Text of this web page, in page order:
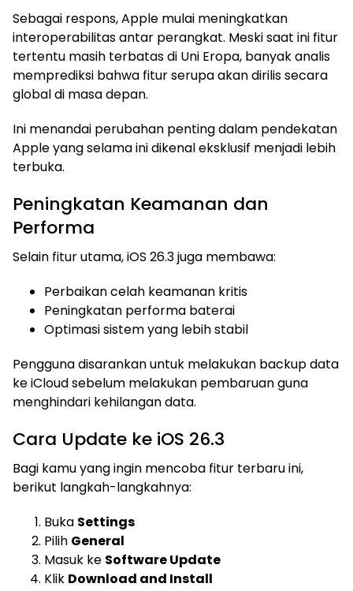
Sebagai respons, Apple mulai meningkatkan
interoperabilitas antar perangkat. Meski saat ini fitur
tertentu masih terbatas di Uni Eropa, banyak analis
memprediksi bahwa fitur serupa akan dirilis secara
global di masa depan.
Ini menandai perubahan penting dalam pendekatan
Apple yang selama ini dikenal eksklusif menjadi lebih
terbuka.
Peningkatan Keamanan dan
Performa
Selain fitur utama, iOS 26.3 juga membawa:
Perbaikan celah keamanan kritis
Peningkatan performa baterai
Optimasi sistem yang lebih stabil
Pengguna disarankan untuk melakukan backup data
ke iCloud sebelum melakukan pembaruan guna
menghindari kehilangan data.
Cara Update ke iOS 26.3
Bagi kamu yang ingin mencoba fitur terbaru ini,
berikut langkah-langkahnya:
Buka Settings
Pilih General
Masuk ke Software Update
Klik Download and Install